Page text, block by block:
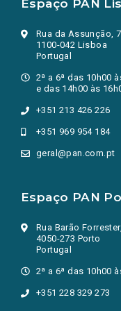
Espaço PAN
Rua da Assunção,
1100-042 Lisboa
Portugal
2ª a 6ª das 10h00
e das 14h00 às
+351 213 426 226
+351 969 954 184
geral@pan.com.pt
Espaço PAN
Rua Barão
4050-273 Porto
Portugal
2ª a 6ª das 10h00
+351 228 329 273